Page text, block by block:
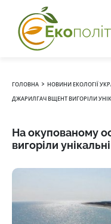
ГОЛОВНА › НОВИНИ ЕКОЛОГІЇ
ДЖАРИЛГАЧ ВЩЕНТ ВИГОРІЛИ
На окупованому
вигоріли